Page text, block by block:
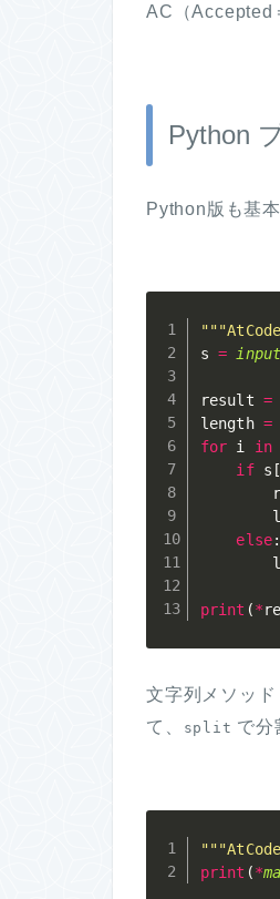
AC（Accepted
Python
Python版も基
s = input
result =
length =
for i in
if s [
else:
print (*
文字列メソッド
て、
split で分
print (*